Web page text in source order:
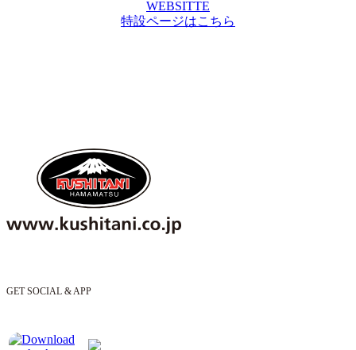
WEBSITTE
特設ページはこちら
GET SOCIAL & APP